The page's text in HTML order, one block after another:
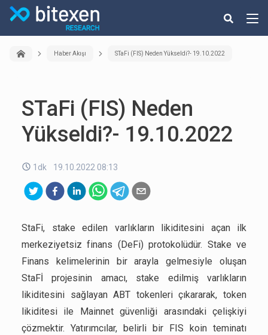
Haber Akışı STaFi (FIS) Neden Yükseldi?- 19.10.2022
STaFi (FIS) Neden
Yükseldi?- 19.10.2022
1dk 19.10.2022 08:13
StaFi, stake edilen varlıkların likiditesini açan ilk
merkeziyetsiz finans (DeFi) protokolüdür. Stake ve
Finans kelimelerinin bir arayla gelmesiyle oluşan
StaFİ projesinin amacı, stake edilmiş varlıkların
likiditesini sağlayan ABT tokenleri çıkararak, token
likiditesi ile Mainnet güvenliği arasındaki çelişkiyi
çözmektir. Yatırımcılar, belirli bir FIS koin teminatı